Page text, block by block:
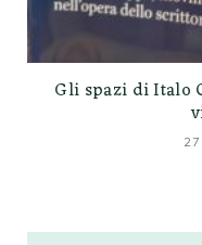
Gli spazi di Italo